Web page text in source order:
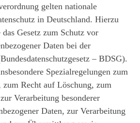
gelten nationale
in Deutschland. Hierzu
das Gesetz zum Schutz vor
Daten bei der
– BDSG).
Spezialregelungen zum
Recht auf Löschung, zum
Verarbeitung besonderer
Daten, zur Verarbeitung